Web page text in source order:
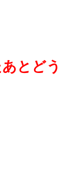
とどう